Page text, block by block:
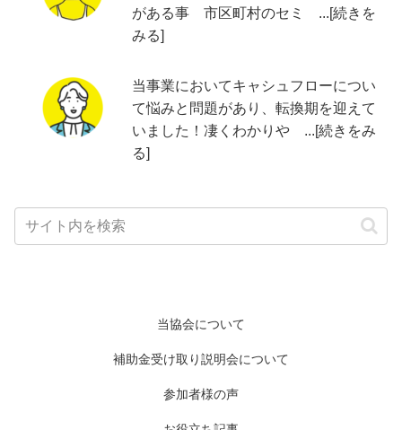
がある事 市区町村のセミ ...[続きを
みる]
当事業においてキャシュフローについ
て悩みと問題があり、転換期を迎えて
いました！凄くわかりや ...[続きをみ
る]
当協会について
補助金受け取り説明会について
参加者様の声